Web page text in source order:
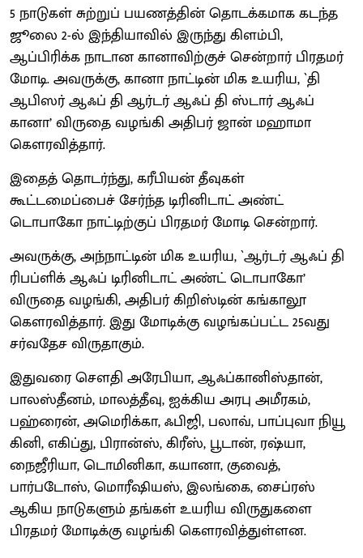
5 நாடுகள் சுற்றுப் பயணத்தின் தொடக்கமாக கடந்த
ஜூலை 2-ல் இந்தியாவில் இருந்து கிளம்பி,
ஆப்பிரிக்க நாடான கானாவிற்குச் சென்றார் பிரதமர்
மோடி. அவருக்கு, கானா நாட்டின் மிக உயரிய, `தி
ஆபிஸர் ஆஃப் தி ஆர்டர் ஆஃப் தி ஸ்டார் ஆஃப்
கானா’ விருதை வழங்கி அதிபர் ஜான் மஹாமா
கௌரவித்தார்.
இதைத் தொடர்ந்து, கரீபியன் தீவுகள்
கூட்டமைப்பைச் சேர்ந்த டிரினிடாட் அண்ட்
டொபாகோ நாட்டிற்குப் பிரதமர் மோடி சென்றார்.
அவருக்கு, அந்நாட்டின் மிக உயரிய, `ஆர்டர் ஆஃப் தி
ரிபப்ளிக் ஆஃப் டிரினிடாட் அண்ட் டொபாகோ’
விருதை வழங்கி, அதிபர் கிறிஸ்டின் கங்காலூ
கௌரவித்தார். இது மோடிக்கு வழங்கப்பட்ட 25வது
சர்வதேச விருதாகும்.
இதுவரை சௌதி அரேபியா, ஆஃப்கானிஸ்தான்,
பாலஸ்தீனம், மாலத்தீவு, ஐக்கிய அரபு அமீரகம்,
பஹ்ரைன், அமெரிக்கா, ஃபிஜி, பலாவ், பாப்புவா நியூ
கினி, எகிப்து, பிரான்ஸ், கிரீஸ், பூடான், ரஷ்யா,
நைஜீரியா, டொமினிகா, கயானா, குவைத்,
பார்படோஸ், மொரீஷியஸ், இலங்கை, சைப்ரஸ்
ஆகிய நாடுகளும் தங்கள் உயரிய விருதுகளை
பிரதமர் மோடிக்கு வழங்கி கௌரவித்துள்ளன.